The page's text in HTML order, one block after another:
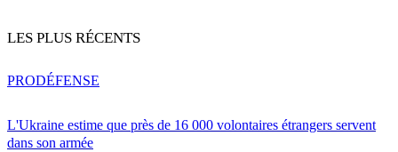
LES PLUS RÉCENTS
L'Ukraine estime que près de 16 000 volontaires étrangers servent
dans son armée
PRODÉFENSE